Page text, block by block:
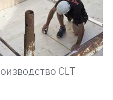
CLT